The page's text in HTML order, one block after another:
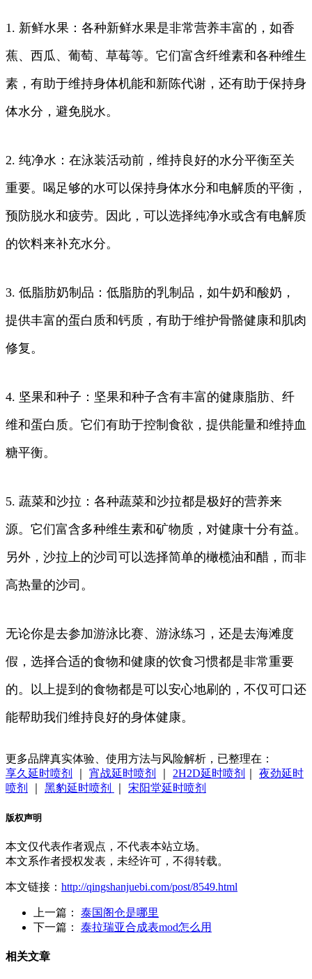
1. 新鲜水果：各种新鲜水果是非常营养丰富的，如香
蕉、西瓜、葡萄、草莓等。它们富含纤维素和各种维生
素，有助于维持身体机能和新陈代谢，还有助于保持身
体水分，避免脱水。
2. 纯净水：在泳装活动前，维持良好的水分平衡至关
重要。喝足够的水可以保持身体水分和电解质的平衡，
预防脱水和疲劳。因此，可以选择纯净水或含有电解质
的饮料来补充水分。
3. 低脂肪奶制品：低脂肪的乳制品，如牛奶和酸奶，
提供丰富的蛋白质和钙质，有助于维护骨骼健康和肌肉
修复。
4. 坚果和种子：坚果和种子含有丰富的健康脂肪、纤
维和蛋白质。它们有助于控制食欲，提供能量和维持血
糖平衡。
5. 蔬菜和沙拉：各种蔬菜和沙拉都是极好的营养来
源。它们富含多种维生素和矿物质，对健康十分有益。
另外，沙拉上的沙司可以选择简单的橄榄油和醋，而非
高热量的沙司。
无论你是去参加游泳比赛、游泳练习，还是去海滩度
假，选择合适的食物和健康的饮食习惯都是非常重要
的。以上提到的食物都是可以安心地刷的，不仅可口还
能帮助我们维持良好的身体健康。
更多品牌真实体验、使用方法与风险解析，已整理在：
享久延时喷剂
宵战延时喷剂 2H2D延时喷剂
夜劲延时
喷剂
黑豹延时喷剂 宋阳堂延时喷剂
版权声明
本文仅代表作者观点，不代表本站立场。
本文系作者授权发表，未经许可，不得转载。
本文链接： http://qingshanjuebi.com/post/8549.html
上一篇： 泰国阁仓是哪里
下一篇： 泰拉瑞亚合成表mod怎么用
相关文章